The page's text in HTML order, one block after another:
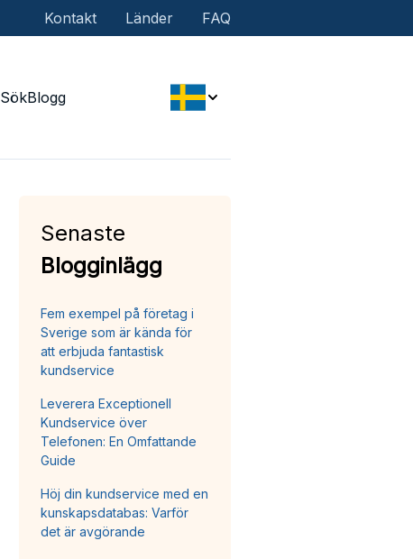
Kontakt Länder FAQ
SökBlogg
Senaste
Blogginlägg
Fem exempel på företag i
Sverige som är kända för
att erbjuda fantastisk
kundservice
Leverera Exceptionell
Kundservice över
Telefonen: En Omfattande
Guide
Höj din kundservice med en
kunskapsdatabas: Varför
det är avgörande